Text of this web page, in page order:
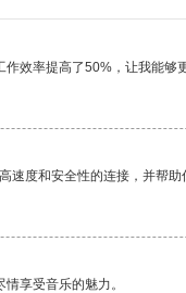
效率提高了50%，让我能够
速度和安全性的连接，并帮助
享受音乐的魅力。